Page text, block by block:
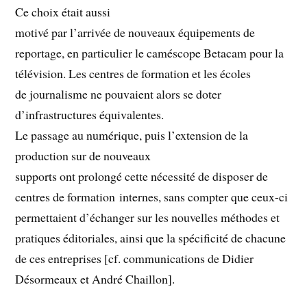
Ce choix était aussi
motivé par l’arrivée de nouveaux équipements de
reportage, en particulier le caméscope Betacam pour la
télévision. Les centres de formation et les écoles
de journalisme ne pouvaient alors se doter
d’infrastructures équivalentes.
Le passage au numérique, puis l’extension de la
production sur de nouveaux
supports ont prolongé cette nécessité de disposer de
centres de formation internes, sans compter que ceux-ci
permettaient d’échanger sur les nouvelles méthodes et
pratiques éditoriales, ainsi que la spécificité de chacune
de ces entreprises [cf. communications de Didier
Désormeaux et André Chaillon].